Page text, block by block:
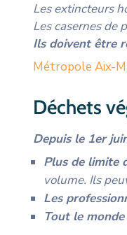
Les extincteurs
Les casernes de
Ils doivent être
Métropole Aix-
Déchets
Depuis le 1er
Plus de limite
volume. Ils
Les
Tout le